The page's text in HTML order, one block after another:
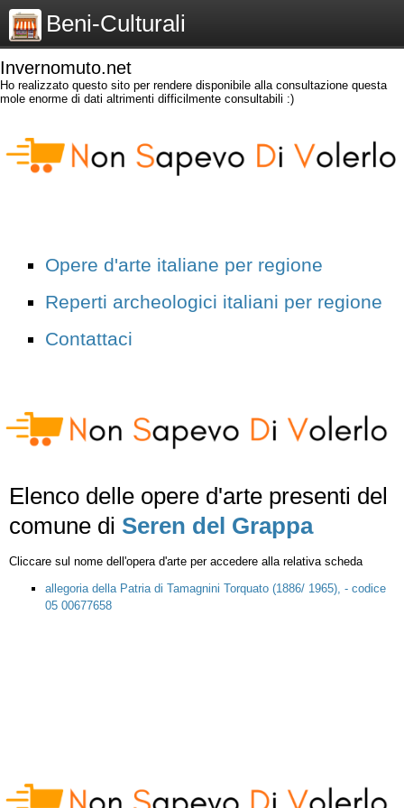
Beni-Culturali
Invernomuto.net
Ho realizzato questo sito per rendere disponibile alla consultazione questa
mole enorme di dati altrimenti difficilmente consultabili :)
Opere d'arte italiane per regione
Reperti archeologici italiani per regione
Contattaci
Elenco delle opere d'arte presenti del
comune di Seren del Grappa
Cliccare sul nome dell'opera d'arte per accedere alla relativa scheda
allegoria della Patria di Tamagnini Torquato (1886/ 1965), - codice
05 00677658